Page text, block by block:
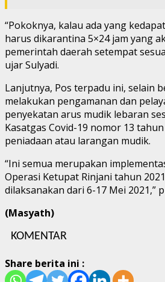
“Pokoknya, kalau ada yang
harus dikarantina 5×24 jam yang
pemerintah daerah setempat
ujar Sulyadi.
Lanjutnya, Pos terpadu ini, selain
melakukan pengamanan dan
penyekatan arus mudik lebaran
Kasatgas Covid-19 nomor 13
peniadaan atau larangan mudik.
“Ini semua merupakan
Operasi Ketupat Rinjani tahun
dilaksanakan dari 6-17 Mei 2021,”
(Masyath)
KOMENTAR
Share berita ini :